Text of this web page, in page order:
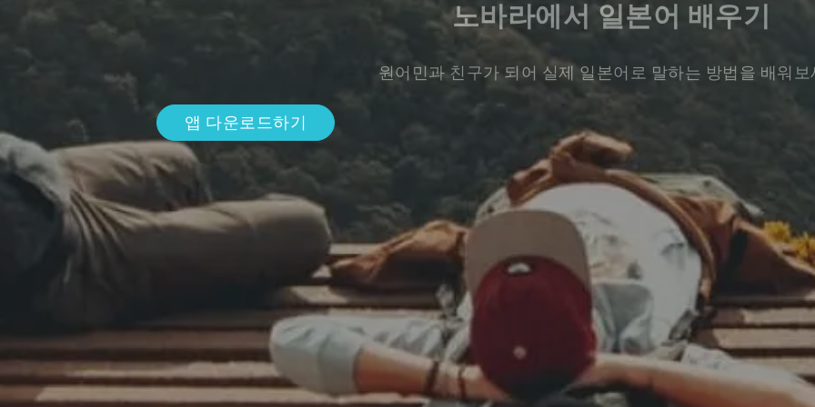
노바라에서 일본어 배우기
원어민과 친구가 되어 실제 일본어로 말하는 방법을 배워보
앱 다운로드하기